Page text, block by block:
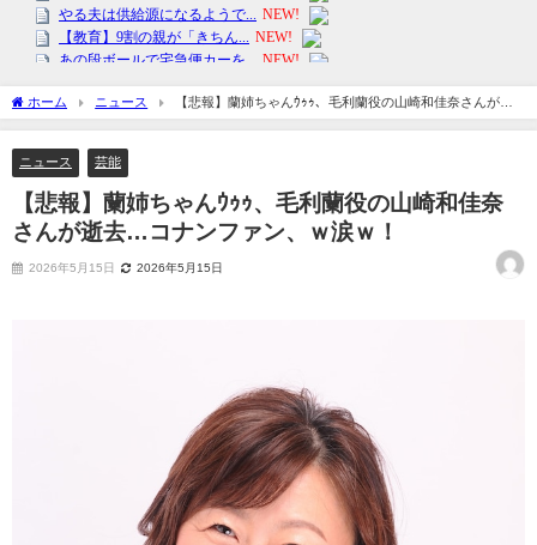
ホーム ニュース
【悲報】蘭姉ちゃんｳｩｩ、毛利蘭役の山崎和佳奈さんが逝
去…コナンファン、ｗ涙ｗ！
ニュース 芸能
【悲報】蘭姉ちゃんｳｩｩ、毛利蘭役の山崎和佳奈
さんが逝去…コナンファン、ｗ涙ｗ！
2026年5月15日 2026年5月15日